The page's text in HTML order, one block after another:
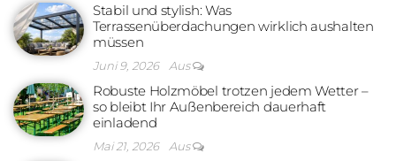
Stabil und stylish: Was
Terrassenüberdachungen wirklich aushalten
müssen
Juni 9, 2026 Aus
Robuste Holzmöbel trotzen jedem Wetter –
so bleibt Ihr Außenbereich dauerhaft
einladend
Mai 21, 2026 Aus